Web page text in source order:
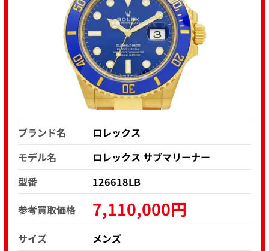
ブランド名
ロレックス
モデル名
ロレックス サブマリーナー
型番
126618LB
参考買取価格
7,110,000円
サイズ
メンズ